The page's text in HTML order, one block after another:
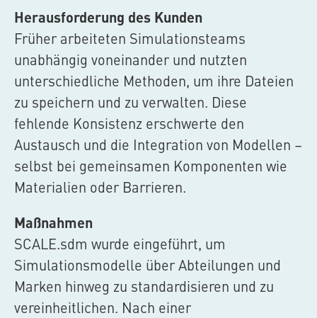
Herausforderung des Kunden
Früher arbeiteten Simulationsteams
unabhängig voneinander und nutzten
unterschiedliche Methoden, um ihre Dateien
zu speichern und zu verwalten. Diese
fehlende Konsistenz erschwerte den
Austausch und die Integration von Modellen –
selbst bei gemeinsamen Komponenten wie
Materialien oder Barrieren.
Maßnahmen
SCALE.sdm wurde eingeführt, um
Simulationsmodelle über Abteilungen und
Marken hinweg zu standardisieren und zu
vereinheitlichen. Nach einer